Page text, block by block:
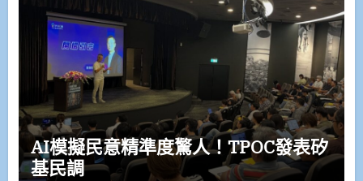
AI模擬民意精準度驚人！TPOC發表矽
基民調